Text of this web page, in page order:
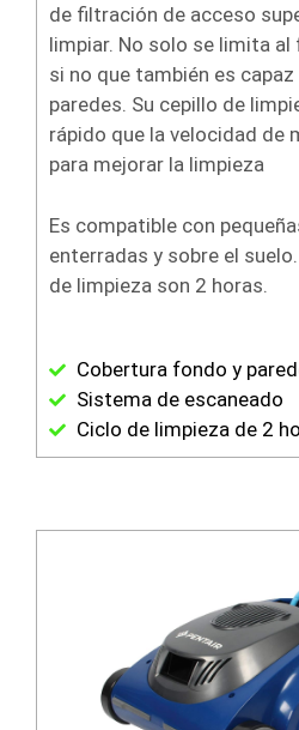
de filtración de acceso
limpiar. No solo se limita
si no que también es
paredes. Su cepillo de
rápido que la velocidad de
para mejorar la limpieza
Es compatible con
enterradas y sobre el
de limpieza son 2 horas.
Cobertura fondo y
Sistema de escaneado
Ciclo de limpieza de 2